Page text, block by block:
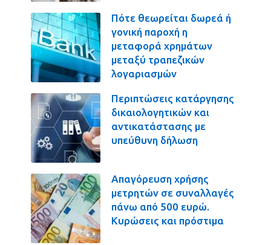
Πότε θεωρείται δωρεά ή
γονική παροχή η
μεταφορά χρημάτων
μεταξύ τραπεζικών
λογαριασμών
Περιπτώσεις κατάργησης
δικαιολογητικών και
αντικατάστασης με
υπεύθυνη δήλωση
Απαγόρευση χρήσης
μετρητών σε συναλλαγές
πάνω από 500 ευρώ.
Κυρώσεις και πρόστιμα